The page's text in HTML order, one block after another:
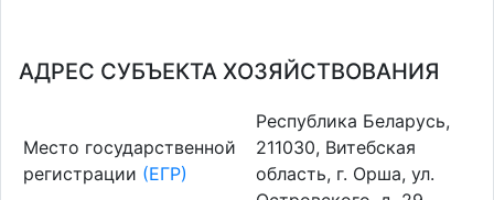
АДРЕС СУБЪЕКТА ХОЗЯЙСТВОВАНИЯ
Место государственной
регистрации (ЕГР)
Республика Беларусь,
211030, Витебская
область, г. Орша, ул.